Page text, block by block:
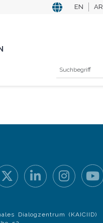
EN AR
Dialogzentrum (KAICIID)